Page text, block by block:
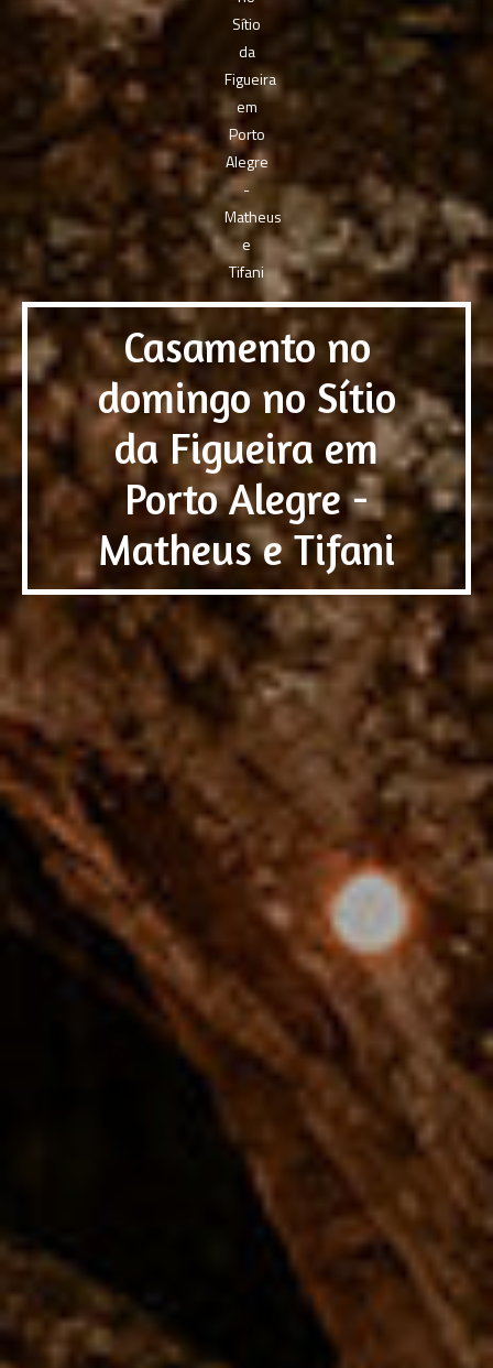
Casamento no
domingo no Sítio
da Figueira em
Porto Alegre -
Matheus e Tifani